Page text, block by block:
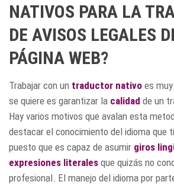
NATIVOS PARA LA
DE AVISOS LEGALES
PÁGINA WEB?
Trabajar con un traductor nativo es
se quiere es garantizar la calidad de un
Hay varios motivos que avalan esta
destacar el conocimiento del idioma que
puesto que es capaz de asumir giros
expresiones literales que quizás no
profesional. El manejo del idioma por